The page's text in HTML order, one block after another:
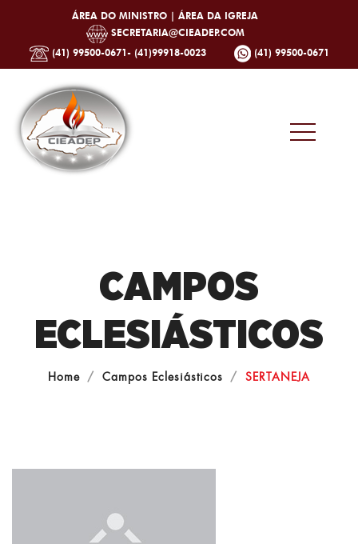
ÁREA DO MINISTRO | ÁREA DA IGREJA
SECRETARIA@CIEADEP.COM
(41) 99500-0671- (41)99918-0023
(41) 99500-0671
CAMPOS
ECLESIÁSTICOS
Home Campos Eclesiásticos SERTANEJA